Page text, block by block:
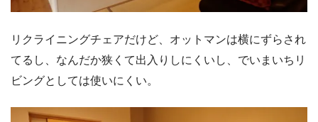
リクライニングチェアだけど、オットマンは横にずらされ
てるし、なんだか狭くて出入りしにくいし、でいまいちリ
ビングとしては使いにくい。